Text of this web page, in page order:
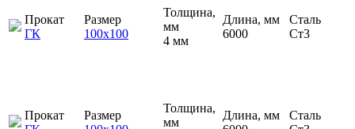
Прокат
ГК
Размер
100х100
Толщина,
мм
4 мм
Длина, мм
6000
Сталь
Ст3
Прокат
Размер
Толщина,
мм
Длина, мм
Сталь